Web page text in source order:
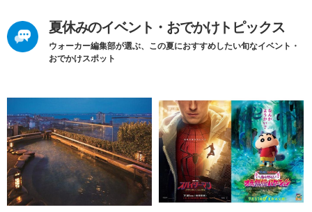
夏休みのイベント・おでかけトピックス
ウォーカー編集部が選ぶ、この夏におすすめしたい旬なイベント・
おでかけスポット